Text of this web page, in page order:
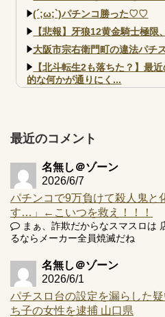
(´;ω;`)パチンコ勝った♡♡
【悲報】牙狼12黄金騎士極限
大阪市宗右衛門町の違法パチ
【北斗転生2も落ちた？】最
的な何かが通りにく...
井の軽い絆？
Powered by livedoor 相互RSS
最近のコメント
名無し＠ゾーン
2026/6/7
パチンコで9万負けて殺人鬼
す…」←こいつを救え！！！
まぁ、詐欺だからなスマスロは
るならメーカー全員焼滅だね
名無し＠ゾーン
2026/6/1
パチスロ台の設定を漏らした
ち子の女性を逮捕 山口県